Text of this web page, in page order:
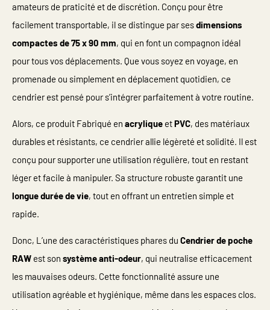
amateurs de praticité et de discrétion. Conçu pour être
facilement transportable, il se distingue par sesdimensions
compactes de 75 x 90 mm, qui en font un compagnon idéal
pour tous vos déplacements. Que vous soyez en voyage, en
promenade ou simplement en déplacement quotidien, ce
cendrier est pensé pour s’intégrer parfaitement à votre routine.
Alors, ce produit Fabriqué en acrylique etPVC, des matériaux
durables et résistants, ce cendrier allie légèreté et solidité. Il est
conçu pour supporter une utilisation régulière, tout en restant
léger et facile à manipuler. Sa structure robuste garantit une
longue durée de vie, tout en offrant un entretien simple et
rapide.
Donc, L’une des caractéristiques phares du Cendrier de poche
RAW est son système anti-odeur, qui neutralise efficacement
les mauvaises odeurs. Cette fonctionnalité assure une
utilisation agréable et hygiénique, même dans les espaces clos.